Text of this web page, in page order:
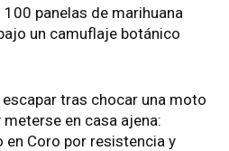
100 panelas de marihuana
un camuflaje botánico
tras chocar una moto
meterse en casa ajena:
en Coro por resistencia y